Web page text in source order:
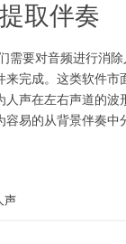
取伴奏
需要对音频进行消
完成。这类软件
人声在左右声道的
容易的从背景伴奏
声